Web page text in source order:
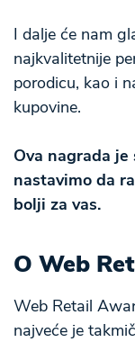
I dalje će nam
najkvalitetnije
porodicu, kao i
kupovine.
Ova nagrada
nastavimo da
bolji za vas.
O Web
Web Retail
najveće je